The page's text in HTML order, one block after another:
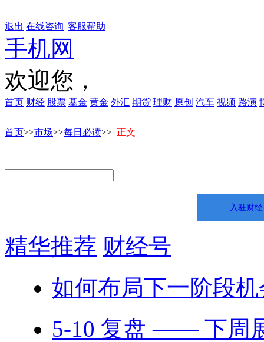
退出 在线咨询 |客服帮助
手机网
欢迎您，
首页 财经 股票 基金 黄金 外汇 期货 理财 原创 汽车 视频 路演
首页>>市场>>每日必读>> 正文
入驻财
精华推荐 财经号
如何布局下一阶段
5-10 复盘 —— 下周